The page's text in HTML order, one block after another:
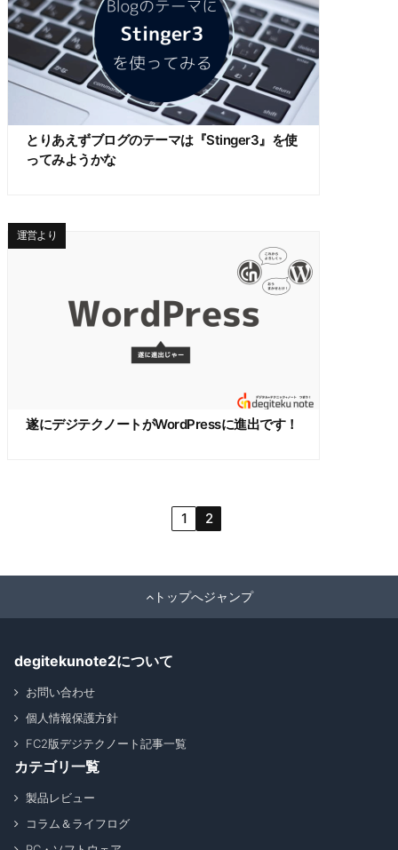
とりあえずブログのテーマは『Stinger3』を使
ってみようかな
遂にデジテクノートがWordPressに進出です！
運営より
1 2
トップへジャンプ
degitekunote2について
お問い合わせ
個人情報保護方針
FC2版デジテクノート記事一覧
カテゴリ一覧
製品レビュー
コラム＆ライフログ